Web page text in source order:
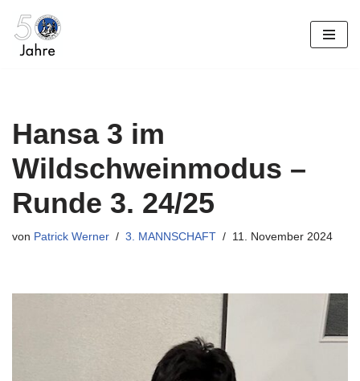
Zum
Hansa 3 im
Wildschweinmodus –
Runde 3. 24/25
von Patrick Werner 3. MANNSCHAFT 11. November 2024